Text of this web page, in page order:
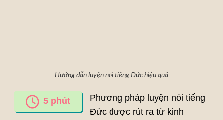
Hướng dẫn luyện nói tiếng Đức hiệu quả
5 phút
Phương pháp luyện nói tiếng
Đức được rút ra từ kinh